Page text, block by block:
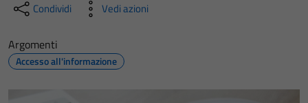
Condividi Vedi azioni
Argomenti
Accesso all'informazione